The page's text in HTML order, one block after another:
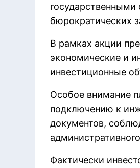
государственными
бюрократических
В рамках акции
экономические и
инвестиционные
Особое внимание
подключению к
документов,
Фактически